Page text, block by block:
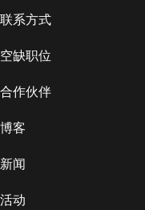
联系方式
空缺职位
合作伙伴
博客
新闻
活动